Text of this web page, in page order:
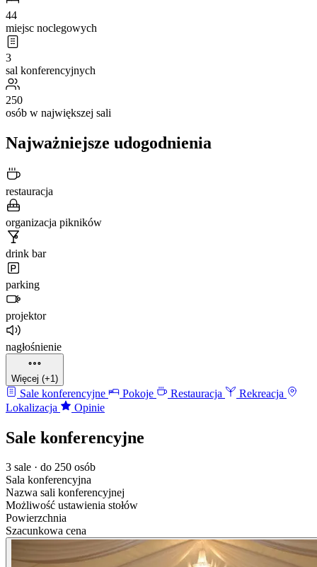
44
miejsc noclegowych
3
sal konferencyjnych
250
osób w największej sali
Najważniejsze udogodnienia
restauracja
organizacja pikników
drink bar
parking
projektor
nagłośnienie
Więcej (+1)
Sale konferencyjne Pokoje Restauracja
Rekreacja
Lokalizacja
Opinie
Sale konferencyjne
3 sale · do 250 osób
Sala konferencyjna
Nazwa sali konferencyjnej
Możliwość ustawienia stołów
Powierzchnia
Szacunkowa cena